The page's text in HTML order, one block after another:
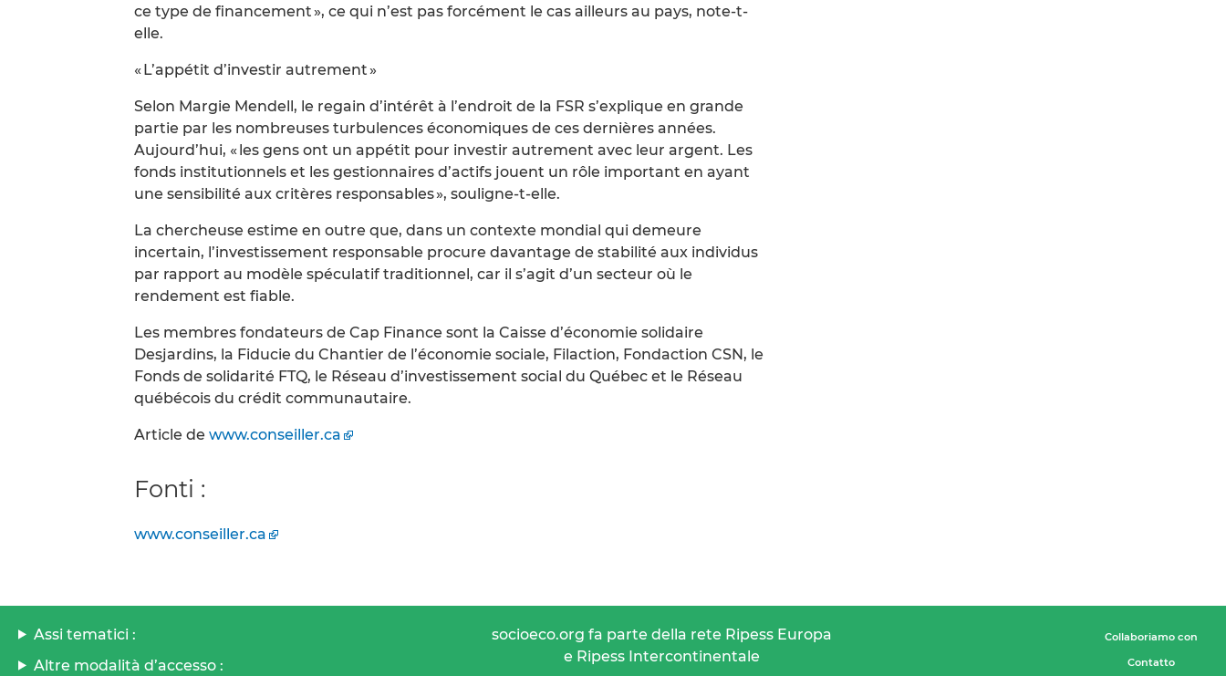
ce type de financement », ce qui n’est pas forcément le cas ailleurs au pays, note-t-
elle.
« L’appétit d’investir autrement »
Selon Margie Mendell, le regain d’intérêt à l’endroit de la FSR s’explique en grande
partie par les nombreuses turbulences économiques de ces dernières années.
Aujourd’hui, « les gens ont un appétit pour investir autrement avec leur argent. Les
fonds institutionnels et les gestionnaires d’actifs jouent un rôle important en ayant
une sensibilité aux critères responsables », souligne-t-elle.
La chercheuse estime en outre que, dans un contexte mondial qui demeure
incertain, l’investissement responsable procure davantage de stabilité aux individus
par rapport au modèle spéculatif traditionnel, car il s’agit d’un secteur où le
rendement est fiable.
Les membres fondateurs de Cap Finance sont la Caisse d’économie solidaire
Desjardins, la Fiducie du Chantier de l’économie sociale, Filaction, Fondaction CSN, le
Fonds de solidarité FTQ, le Réseau d’investissement social du Québec et le Réseau
québécois du crédit communautaire.
Article de www.conseiller.ca
Fonti :
www.conseiller.ca
Assi tematici :
Altre modalità d’accesso :
socioeco.org fa parte della rete Ripess Europa
e Ripess Intercontinentale
Collaboriamo con
Contatto